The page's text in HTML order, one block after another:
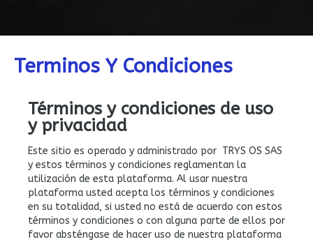
Terminos Y Condiciones
Términos y condiciones de uso
y privacidad
Este sitio es operado y administrado por TRYS OS SAS
y estos términos y condiciones reglamentan la
utilización de esta plataforma. Al usar nuestra
plataforma usted acepta los términos y condiciones
en su totalidad, si usted no está de acuerdo con estos
términos y condiciones o con alguna parte de ellos por
favor absténgase de hacer uso de nuestra plataforma